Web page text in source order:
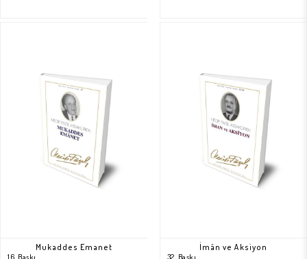
Mukaddes Emanet
16. Baskı
İmân ve Aksiyon
32. Baskı